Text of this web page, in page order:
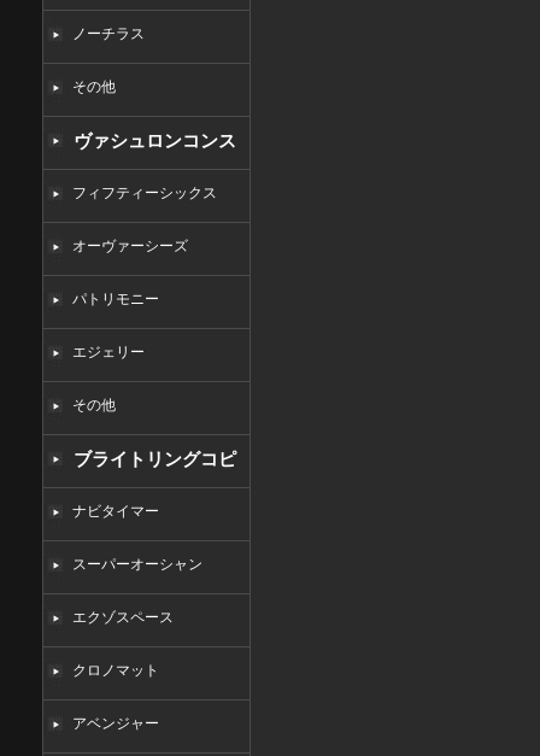
ノーチラス
その他
ヴァシュロンコンス
タンタンコピー
フィフティーシックス
オーヴァーシーズ
パトリモニー
エジェリー
その他
ブライトリングコピ
ー ナビタイマー
スーパーオーシャン
エクゾスペース
クロノマット
アベンジャー